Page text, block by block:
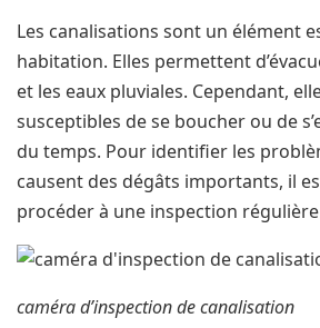
Les canalisations sont un élément
habitation. Elles permettent
et les eaux pluviales. Cependant,
susceptibles de se boucher ou de
du temps. Pour identifier les
causent des dégâts importants, il
procéder à une inspection
caméra d’inspection de canalisation